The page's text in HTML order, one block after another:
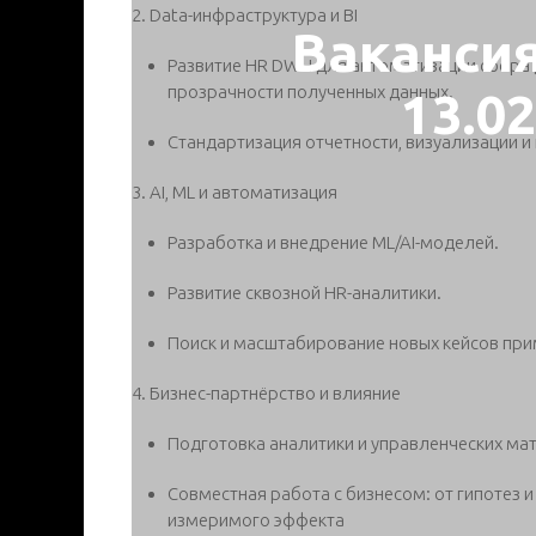
2. Data-инфраструктура и BI
Развитие HR DWH для автоматизации
прозрачности полученных данных.
Стандартизация отчетности, визуализации
3. AI, ML и автоматизация
Разработка и внедрение ML/AI-моделей.
Развитие сквозной HR-аналитики.
Поиск и масштабирование новых кейсов
4. Бизнес-партнёрство и влияние
Подготовка аналитики и управленческих
Совместная работа с бизнесом: от
измеримого эффекта